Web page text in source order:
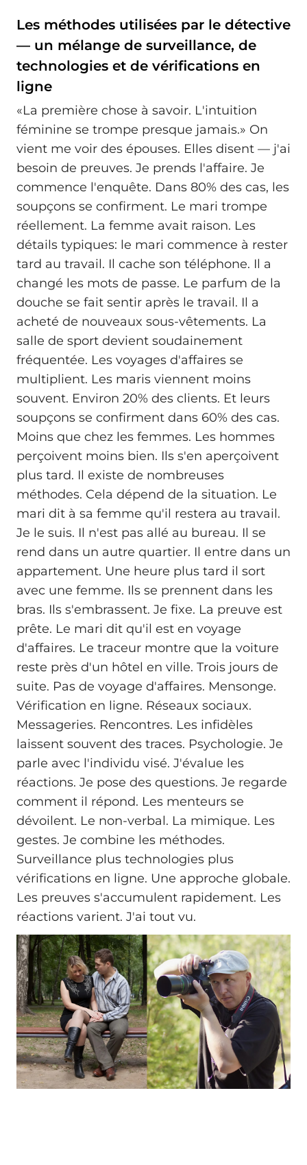
Les méthodes utilisées par le détective
— un mélange de surveillance, de
technologies et de vérifications en
ligne
«La première chose à savoir. L'intuition
féminine se trompe presque jamais.» On
vient me voir des épouses. Elles disent — j'ai
besoin de preuves. Je prends l'affaire. Je
commence l'enquête. Dans 80% des cas, les
soupçons se confirment. Le mari trompe
réellement. La femme avait raison. Les
détails typiques: le mari commence à rester
tard au travail. Il cache son téléphone. Il a
changé les mots de passe. Le parfum de la
douche se fait sentir après le travail. Il a
acheté de nouveaux sous-vêtements. La
salle de sport devient soudainement
fréquentée. Les voyages d'affaires se
multiplient. Les maris viennent moins
souvent. Environ 20% des clients. Et leurs
soupçons se confirment dans 60% des cas.
Moins que chez les femmes. Les hommes
perçoivent moins bien. Ils s'en aperçoivent
plus tard. Il existe de nombreuses
méthodes. Cela dépend de la situation. Le
mari dit à sa femme qu'il restera au travail.
Je le suis. Il n'est pas allé au bureau. Il se
rend dans un autre quartier. Il entre dans un
appartement. Une heure plus tard il sort
avec une femme. Ils se prennent dans les
bras. Ils s'embrassent. Je fixe. La preuve est
prête. Le mari dit qu'il est en voyage
d'affaires. Le traceur montre que la voiture
reste près d'un hôtel en ville. Trois jours de
suite. Pas de voyage d'affaires. Mensonge.
Vérification en ligne. Réseaux sociaux.
Messageries. Rencontres. Les infidèles
laissent souvent des traces. Psychologie. Je
parle avec l'individu visé. J'évalue les
réactions. Je pose des questions. Je regarde
comment il répond. Les menteurs se
dévoilent. Le non-verbal. La mimique. Les
gestes. Je combine les méthodes.
Surveillance plus technologies plus
vérifications en ligne. Une approche globale.
Les preuves s'accumulent rapidement. Les
réactions varient. J'ai tout vu.